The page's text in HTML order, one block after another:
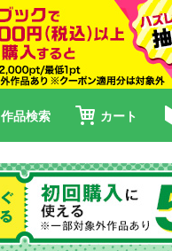
作品検索 カート